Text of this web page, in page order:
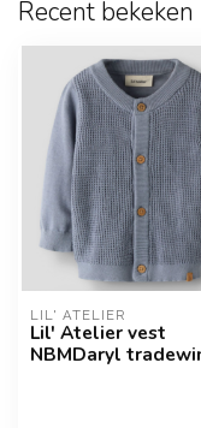
Recent bekeken
LIL' ATELIER
Lil' Atelier vest
NBMDaryl